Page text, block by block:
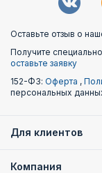
Оставьте отзыв о
Получите
оставьте заявку
152-ФЗ: Оферта ,
персональных
Для клиентов
Компания